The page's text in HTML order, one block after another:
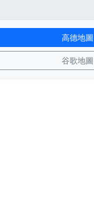
高德地圖
谷歌地圖